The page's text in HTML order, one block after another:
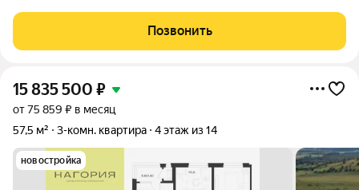
УКАЗАННОМУ В ОБЪЯВЛЕНИИ. Продается квартира в районе
Автовокзала г. Пятигорска: Евроремонт -
Позвонить
15 835 500 ₽
от 75 859 ₽ в месяц
57,5 м²
3-комн. квартира 4 этаж из 14
новостройка